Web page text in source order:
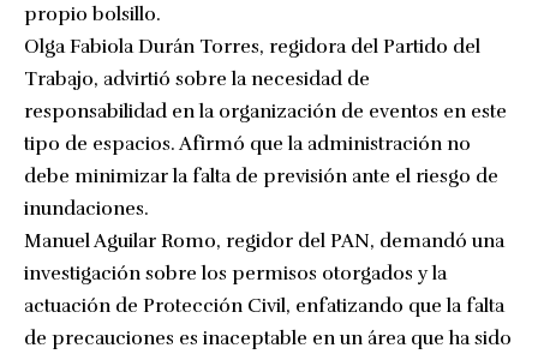
propio bolsillo.
Olga Fabiola Durán Torres, regidora del Partido del
Trabajo, advirtió sobre la necesidad de
responsabilidad en la organización de eventos en este
tipo de espacios. Afirmó que la administración no
debe minimizar la falta de previsión ante el riesgo de
inundaciones.
Manuel Aguilar Romo, regidor del PAN, demandó una
investigación sobre los permisos otorgados y la
actuación de Protección Civil, enfatizando que la falta
de precauciones es inaceptable en un área que ha sido